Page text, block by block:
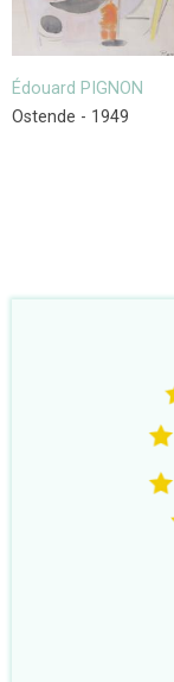
Édouard PIGNON
Ostende - 1949